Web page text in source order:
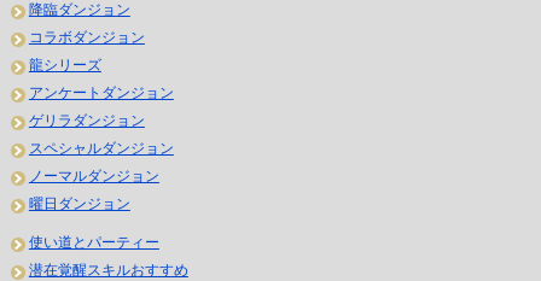
降臨ダンジョン
コラボダンジョン
龍シリーズ
アンケートダンジョン
ゲリラダンジョン
スペシャルダンジョン
ノーマルダンジョン
曜日ダンジョン
使い道とパーティー
潜在覚醒スキルおすすめ